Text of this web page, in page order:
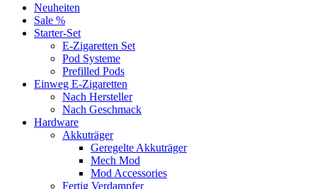
Neuheiten
Sale %
Starter-Set
E-Zigaretten Set
Pod Systeme
Prefilled Pods
Einweg E-Zigaretten
Nach Hersteller
Nach Geschmack
Hardware
Akkuträger
Geregelte Akkuträger
Mech Mod
Mod Accessories
Fertig Verdampfer